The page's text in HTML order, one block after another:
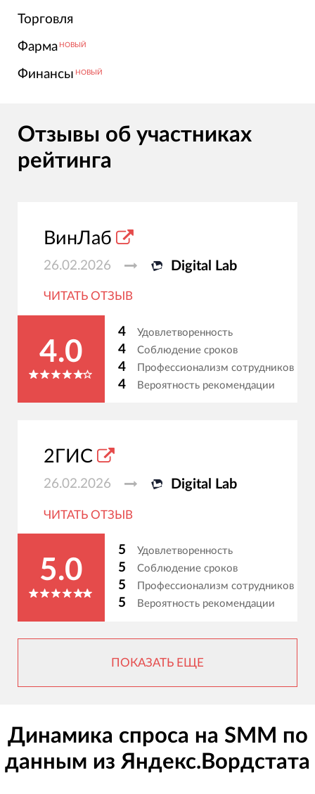
Торговля
Фарма НОВЫЙ
Финансы НОВЫЙ
Отзывы об участниках
рейтинга
ВинЛаб
26.02.2026 Digital Lab
ЧИТАТЬ ОТЗЫВ
4.0
4 Удовлетворенность
4 Соблюдение сроков
4 Профессионализм сотрудников
4 Вероятность рекомендации
2ГИС
26.02.2026 Digital Lab
ЧИТАТЬ ОТЗЫВ
5.0
5 Удовлетворенность
5 Соблюдение сроков
5 Профессионализм сотрудников
5 Вероятность рекомендации
ПОКАЗАТЬ ЕЩЕ
Динамика спроса на SMM по
данным из Яндекс.Вордстата